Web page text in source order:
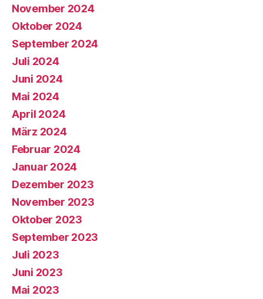
November 2024
Oktober 2024
September 2024
Juli 2024
Juni 2024
Mai 2024
April 2024
März 2024
Februar 2024
Januar 2024
Dezember 2023
November 2023
Oktober 2023
September 2023
Juli 2023
Juni 2023
Mai 2023